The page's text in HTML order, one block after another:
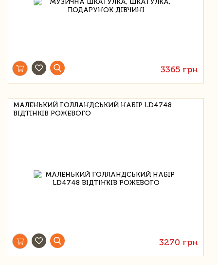
3365 грн
МАЛЕНЬКИЙ ГОЛЛАНДСЬКИЙ НАБІР LD4748
ВІДТІНКІВ РОЖЕВОГО
3270 грн